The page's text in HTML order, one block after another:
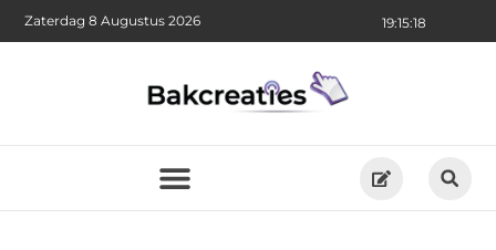
19:15:19
Zaterdag 8 Augustus 2026